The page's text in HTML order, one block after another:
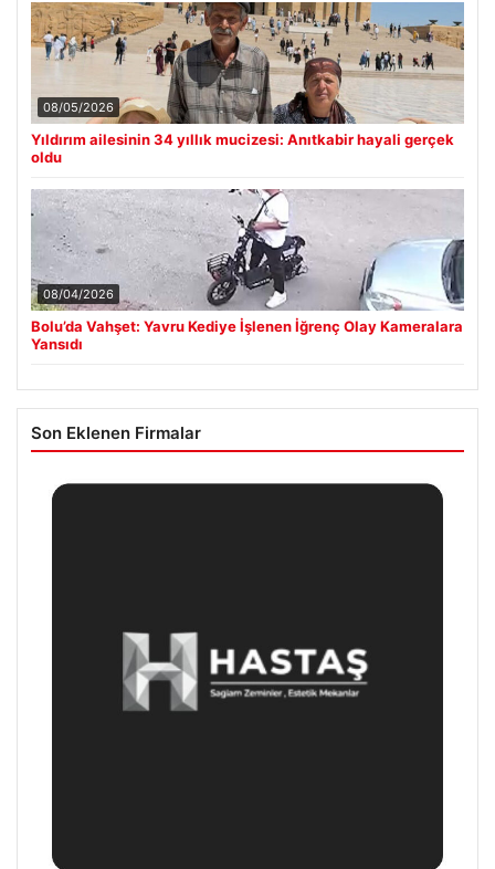
08/05/2026
Yıldırım ailesinin 34 yıllık mucizesi: Anıtkabir hayali gerçek
oldu
08/04/2026
Bolu’da Vahşet: Yavru Kediye İşlenen İğrenç Olay Kameralara
Yansıdı
Son Eklenen Firmalar